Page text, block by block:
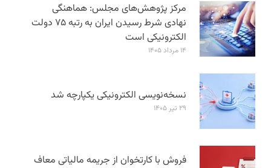
مرکز پژوهش‌های مجلس: هماهنگی
نهادی شرط رسیدن ایران به رتبه ۷۵ دولت
الکترونیکی است
۱۴ مرداد ۱۴۰۵
نسخه‌نویسی الکترونیکی یکپارچه شد
۲۹ تیر ۱۴۰۵
فروش با کارتخوان از جریمه مالیاتی معاف